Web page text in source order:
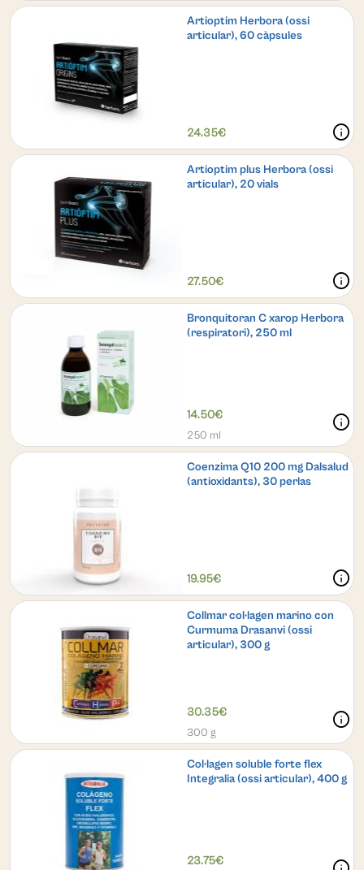
Artioptim Herbora (ossi
articular), 60 càpsules
24.35€ info
Artioptim plus Herbora (ossi
articular), 20 vials
27.50€ info
Bronquitoran C xarop Herbora
(respiratori), 250 ml
14.50€
250 ml
info
Coenzima Q10 200 mg Dalsalud
(antioxidants), 30 perlas
19.95€ info
Collmar col·lagen marino con
Curmuma Drasanvi (ossi
articular), 300 g
30.35€
300 g
info
Col·lagen soluble forte flex
Integralia (ossi articular), 400 g
23.75€